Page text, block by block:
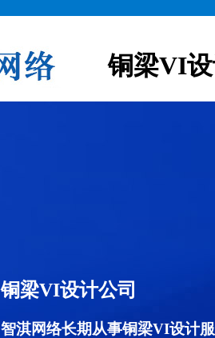
铜梁VI
铜梁VI设计公司
智淇网络长期从事铜梁VI设计